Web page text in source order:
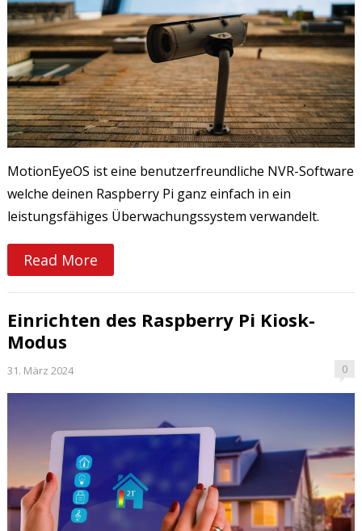
MotionEyeOS ist eine benutzerfreundliche NVR-Software
welche deinen Raspberry Pi ganz einfach in ein
leistungsfähiges Überwachungssystem verwandelt.
Read More
Einrichten des Raspberry Pi Kiosk-
Modus
31. März 2024 0